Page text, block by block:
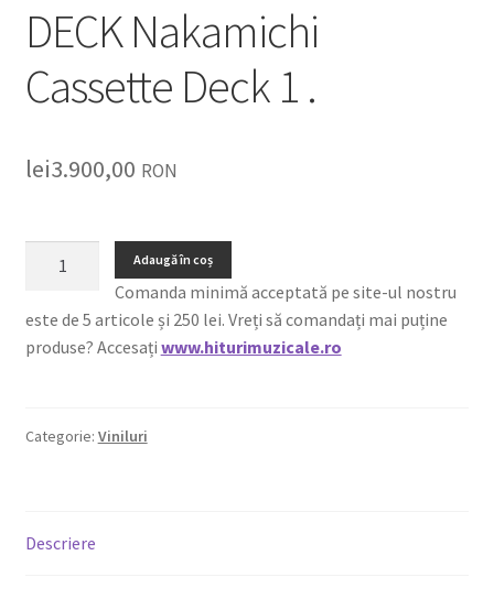
Blog
lei0,00
DECK Nakamichi
Cassette Deck 1 .
lei3.900,00 RON
Adaugă în coș
Comanda minimă acceptată pe site-ul nostru
este de 5 articole și 250 lei. Vreți să comandați mai puține
produse? Accesați www.hiturimuzicale.ro
Categorie: Viniluri
Descriere